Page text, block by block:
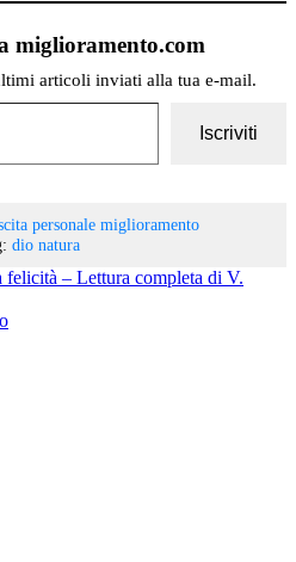
miglioramento.com
articoli inviati alla tua e-mail.
Iscriviti
personale miglioramento
dio natura
felicità – Lettura completa di V.